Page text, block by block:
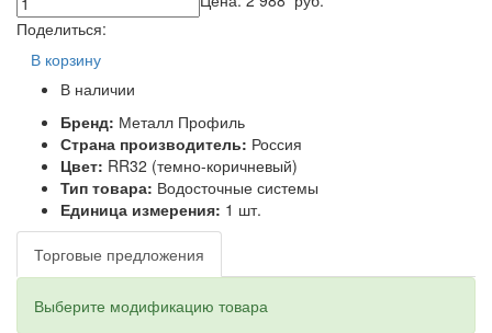
Поделиться:
В корзину
В наличии
Бренд: Металл Профиль
Страна производитель: Россия
Цвет: RR32 (темно-коричневый)
Тип товара: Водосточные системы
Единица измерения: 1 шт.
Торговые предложения
Выберите модификацию товара